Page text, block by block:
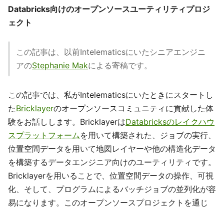
Databricks向けのオープンソースユーティリティプロジ
ェクト
この記事は、以前Intelematicsにいたシニアエンジニ
アのStephanie Makによる寄稿です。
この記事では、私がIntelematicsにいたときにスタートし
たBricklayerのオープンソースコミュニティに貢献した体
験をお話しします。BricklayerはDatabricksのレイクハウ
スプラットフォームを用いて構築された、ジョブの実行、
位置空間データを用いて地図レイヤーや他の構造化データ
を構築するデータエンジニア向けのユーティリティです。
Bricklayerを用いることで、位置空間データの操作、可視
化、そして、プログラムによるバッチジョブの並列化が容
易になります。このオープンソースプロジェクトを通じ